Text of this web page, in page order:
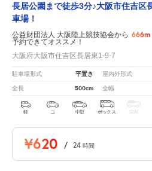
長居公園まで徒歩3分♪大阪市住吉区
車場！
公益財団法人 大阪陸上競技協会から 666m
予約できてオススメ！
大阪府大阪市住吉区長居東1-9-7
駐車場形式 平置き 屋内外形式
全長 500cm 全幅
軽 コ 中型 ボックス SUV
¥620 / 24 時間